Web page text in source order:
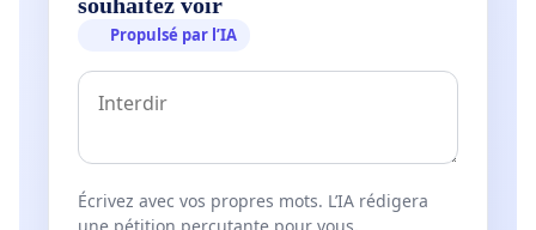
Propulsé par l’IA
Écrivez avec vos propres mots. L’IA rédigera